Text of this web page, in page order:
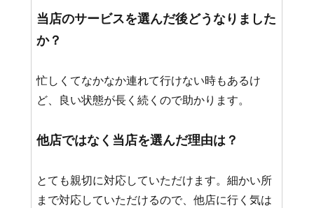
当店のサービスを選んだ後どうなりました
か？
忙しくてなかなか連れて行けない時もあるけ
ど、良い状態が長く続くので助かります。
他店ではなく当店を選んだ理由は？
とても親切に対応していただけます。細かい所
まで対応していただけるので、他店に行く気は